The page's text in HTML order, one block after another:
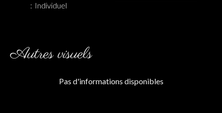
Individuel
Autres visuels
Pas d'informations disponibles